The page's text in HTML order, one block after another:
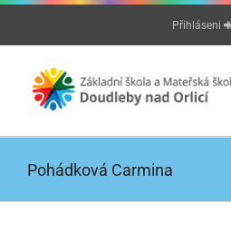
Přeskočit
Přihláseni
Pohádková Carmina